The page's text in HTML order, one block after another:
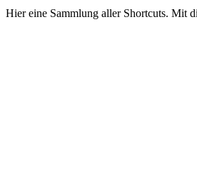
Hier eine Sammlung aller Shortcuts. Mit